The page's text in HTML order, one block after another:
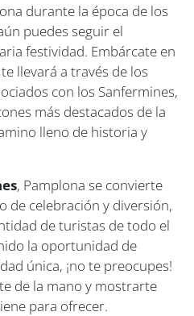
durante la época de los
puedes seguir el
festividad. Embárcate en
llevará a través de los
con los Sanfermines,
más destacados de la
lleno de historia y
, Pamplona se convierte
de celebración y diversión,
de turistas de todo el
la oportunidad de
única, ¡no te preocupes!
de la mano y mostrarte
para ofrecer.